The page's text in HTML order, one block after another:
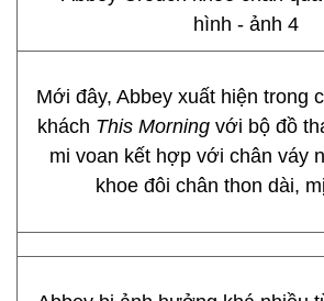
Mới đây, Abbey xuất hiện trong
khách This Morningvới bộ đồ
mi voan kết hợp với chân váy
khoe đôi chân thon dài,